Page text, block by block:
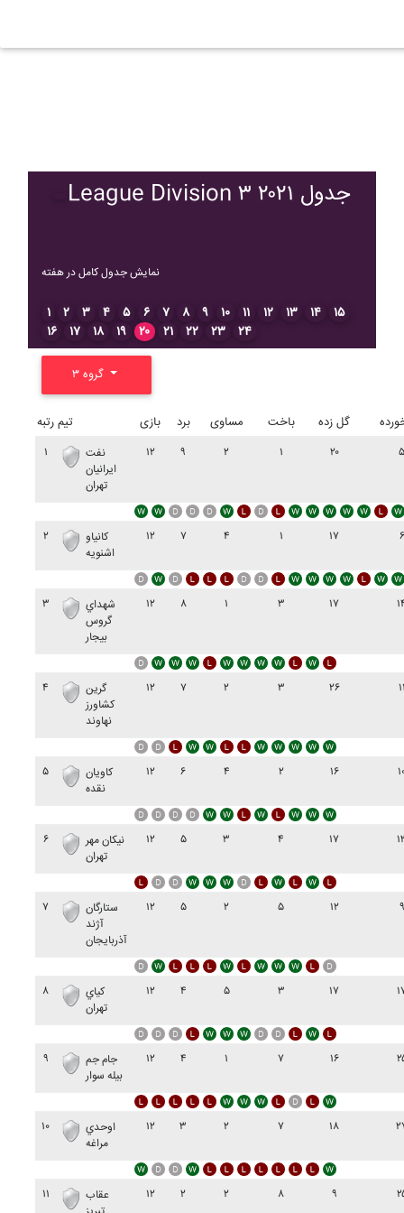
League Division ۳ ۲۰۲۱ جدول
نمایش جدول کامل در هفته
۱ ۲ ۳ ۴ ۵ ۶ ۷ ۸ ۹ ۱۰ ۱۱ ۱۲ ۱۳ ۱۴
۱۵
۱۶
۱۷ ۱۸ ۱۹ ۲۰ ۲۱ ۲۲ ۲۳ ۲۴
رتبه تیم بازی برد مساوی باخت گل زده
۱
نفت
ايرانيان
تهران
۱۲ ۹ ۲ ۱ ۲۰ ۵
۲
کانياو
اشنويه
۱۲ ۷ ۴ ۱ ۱۷ ۶
۳
شهداي
گروس
بيجار
۱۲ ۸ ۱ ۳ ۱۷
۴
گرين
کشاورز
نهاوند
۱۲ ۷ ۲ ۳ ۲۶
۵
کاويان
نقده
۱۲ ۶ ۴ ۲ ۱۶
۶
نيکان مهر
تهران
۱۲ ۵ ۳ ۴ ۱۷
۷
ستارگان
آژند
آذربايجان
۱۲ ۵ ۲ ۵ ۱۲ ۹
۸
کياي
تهران
۱۲ ۴ ۵ ۳ ۱۷
۹
جام جم
بيله سوار
۱۲ ۴ ۱ ۷ ۱۶
۱۰
اوحدي
مراغه
۱۲ ۳ ۲ ۷ ۱۸
۱۱
عقاب
۱۲ ۲ ۲ ۸ ۹